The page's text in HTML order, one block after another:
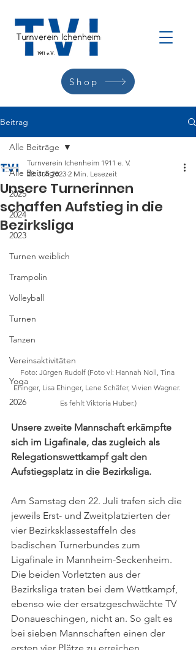
Shop
Beitrag
Alle Beiträge
2025
2024
2023
Turnen weiblich
Trampolin
Volleyball
Turnen
Tanzen
Vereinsaktivitäten
Yoga
2026
Alle Beiträge
Unsere Turnerinnen
schaffen Aufstieg in die
Bezirksliga
Turnverein Ichenheim 1911 e. V.
28. Juli 2023 2 Min. Lesezeit
Foto: Jürgen Rudolf (Foto vl: Hannah Noll, Tina
Ehinger, Lisa Ehinger, Lene Schäfer, Vivien Wagner.
Es fehlt Viktoria Huber.)
Unsere zweite Mannschaft erkämpfte
sich im Ligafinale, das zugleich als
Relegationswettkampf galt den
Aufstiegsplatz in die Bezirksliga.
Am Samstag den 22. Juli trafen sich die
jeweils Erst- und Zweitplatzierten der
vier Bezirksklassestaffeln des
badischen Turnerbundes zum
Ligafinale in Mannheim-Seckenheim.
Die beiden Vorletzten aus der
Bezirksliga traten bei dem Wettkampf,
ebenso wie der ersatzgeschwächte TV
Donaueschingen, nicht an. So galt es
bei sieben Mannschaften einen der